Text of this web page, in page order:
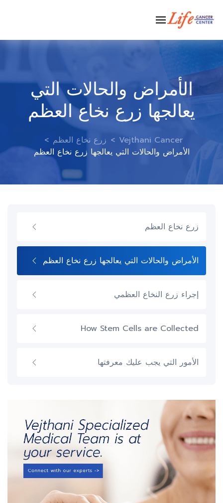
content
الأمراض والحالات التي
يعالجها زرع نخاع العظم
Vejthani Cancer
> زرع نخاع العظم >
الأمراض والحالات التي يعالجها زرع نخاع العظم
زرع نخاع العظم
الأمراض والحالات التي يعالجها زرع نخاع العظم
إجراء زرع النخاع العظمي
How Stem Cells are Collected
الأمور التي يجب عليك معرفتها